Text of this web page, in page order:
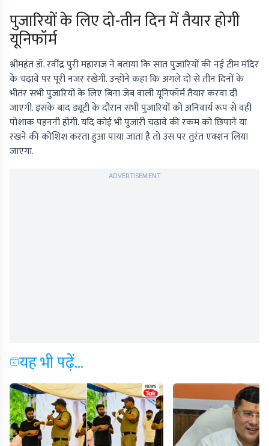
पुजारियों के लिए दो-तीन दिन में तैयार होगी
यूनिफॉर्म
श्रीमहंत डॉ. रवींद्र पुरी महाराज ने बताया कि सात पुजारियों की नई टीम मंदिर
के चढ़ावे पर पूरी नजर रखेगी. उन्होंने कहा कि अगले दो से तीन दिनों के
भीतर सभी पुजारियों के लिए बिना जेब वाली यूनिफॉर्म तैयार करवा दी
जाएगी. इसके बाद ड्यूटी के दौरान सभी पुजारियों को अनिवार्य रूप से वही
पोशाक पहननी होगी. यदि कोई भी पुजारी चढ़ावे की रकम को छिपाने या
रखने की कोशिश करता हुआ पाया जाता है तो उस पर तुरंत एक्शन लिया
जाएगा.
ADVERTISEMENT
यह भी पढ़ें...